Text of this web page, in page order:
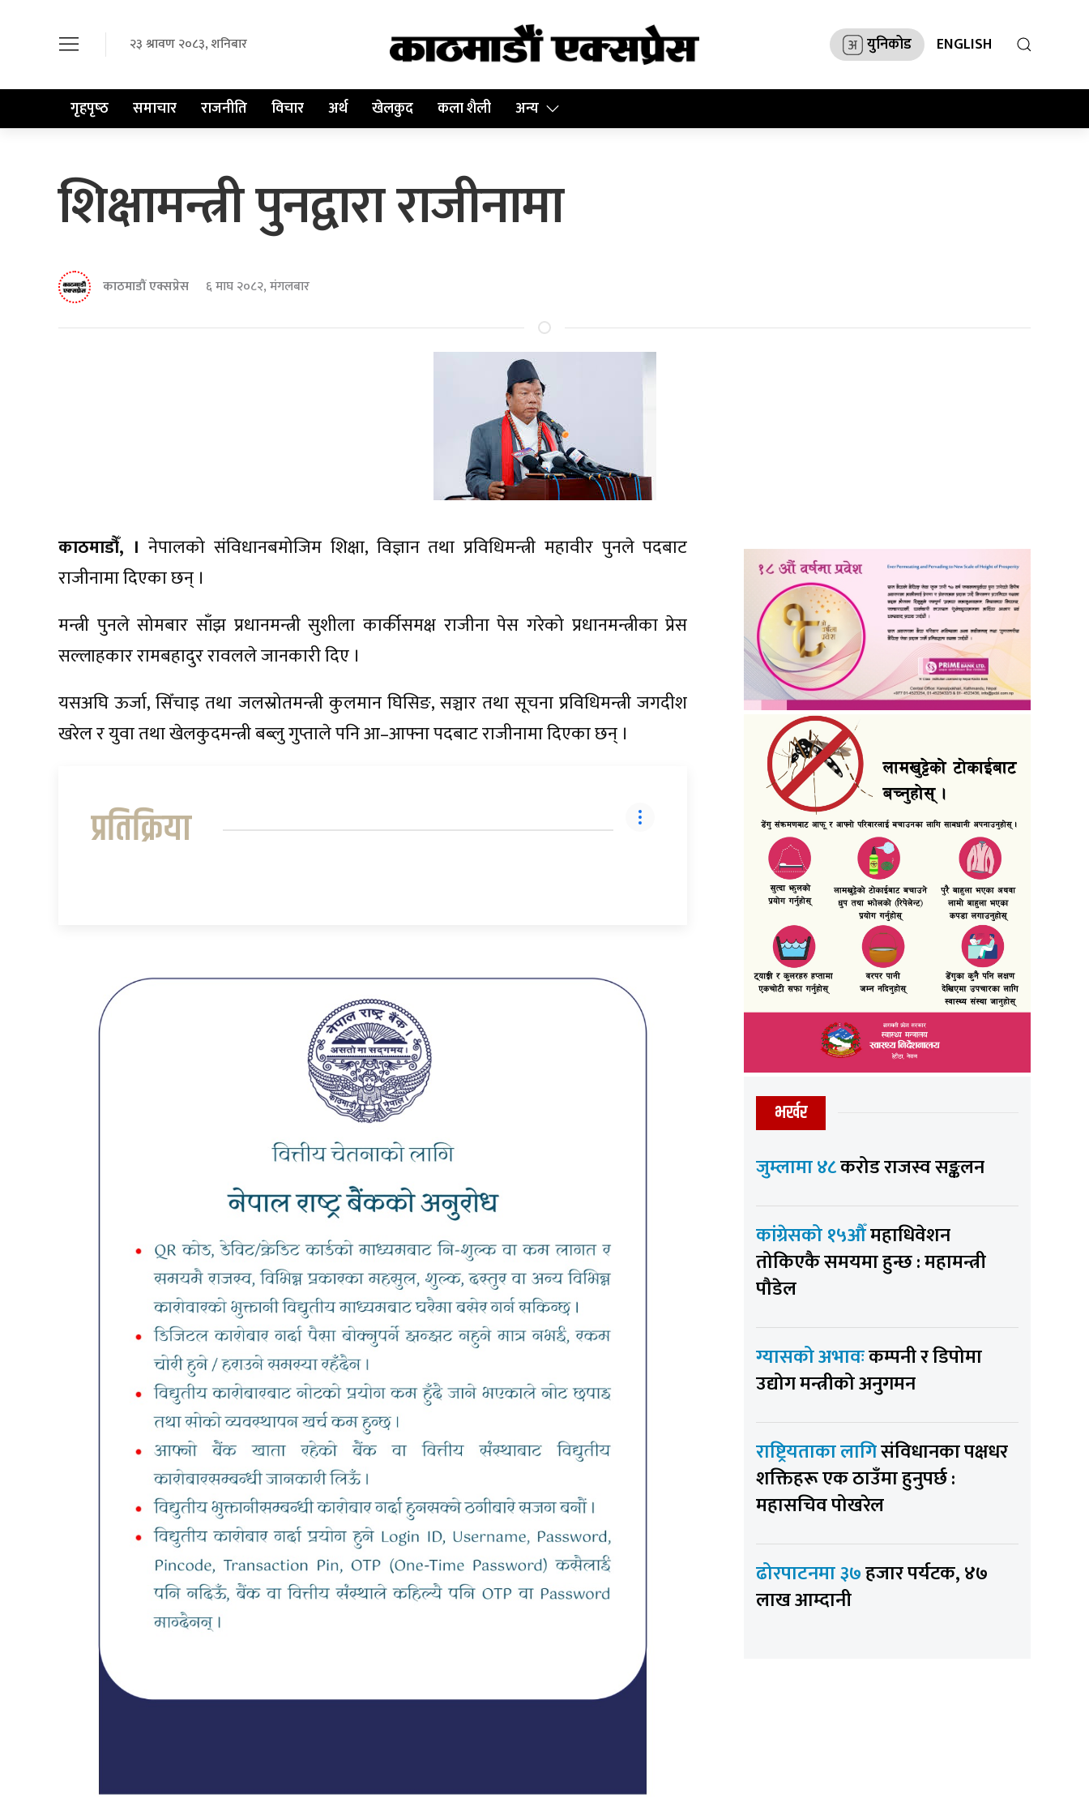
२३ श्रावण २०८३, शनिबार युनिकोड ENGLISH
गृहपृष्‍ठ समाचार राजनीति विचार अर्थ खेलकुद कला शैली अन्य
शिक्षामन्त्री पुनद्वारा राजीनामा
काठमाडौं एक्सप्रेस ६ माघ २०८२, मंगलबार
काठमाडौँ, । नेपालको संविधानबमोजिम शिक्षा, विज्ञान तथा प्रविधिमन्त्री महावीर पुनले पदबाट
राजीनामा दिएका छन् ।
मन्त्री पुनले सोमबार साँझ प्रधानमन्त्री सुशीला कार्कीसमक्ष राजीना पेस गरेको प्रधानमन्त्रीका प्रेस
सल्लाहकार रामबहादुर रावलले जानकारी दिए ।
यसअघि ऊर्जा, सिँचाइ तथा जलस्रोतमन्त्री कुलमान घिसिङ, सञ्चार तथा सूचना प्रविधिमन्त्री जगदीश
खरेल र युवा तथा खेलकुदमन्त्री बब्लु गुप्ताले पनि आ–आफ्ना पदबाट राजीनामा दिएका छन् ।
प्रतिक्रिया
भर्खर
जुम्लामा ४८करोड राजस्व सङ्कलन
कांग्रेसको १५औँमहाधिवेशन
तोकिएकै समयमा हुन्छ : महामन्त्री
पौडेल
ग्यासको अभावःकम्पनी र डिपोमा
उद्योग मन्त्रीको अनुगमन
राष्ट्रियताका लागिसंविधानका पक्षधर
शक्तिहरू एक ठाउँमा हुनुपर्छ :
महासचिव पोखरेल
ढोरपाटनमा ३७हजार पर्यटक, ४७
लाख आम्दानी